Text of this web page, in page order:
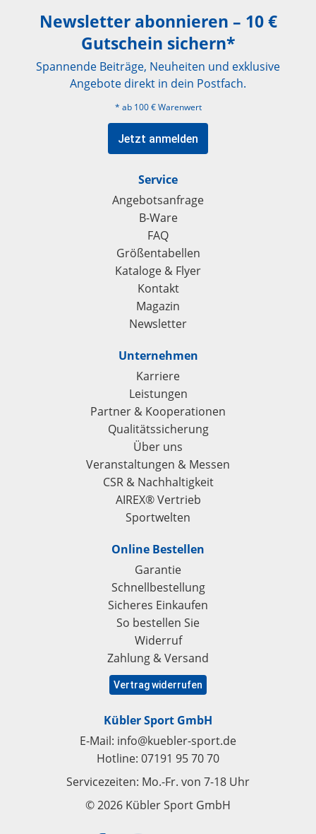
Newsletter abonnieren – 10 €
Gutschein sichern*
Spannende Beiträge, Neuheiten und exklusive
Angebote direkt in dein Postfach.
* ab 100 € Warenwert
Jetzt anmelden
Service
Angebotsanfrage
B-Ware
FAQ
Größentabellen
Kataloge & Flyer
Kontakt
Magazin
Newsletter
Unternehmen
Karriere
Leistungen
Partner & Kooperationen
Qualitätssicherung
Über uns
Veranstaltungen & Messen
CSR & Nachhaltigkeit
AIREX® Vertrieb
Sportwelten
Online Bestellen
Garantie
Schnellbestellung
Sicheres Einkaufen
So bestellen Sie
Widerruf
Zahlung & Versand
Vertrag widerrufen
Kübler Sport GmbH
E-Mail: info@kuebler-sport.de
Hotline: 07191 95 70 70
Servicezeiten: Mo.-Fr. von 7-18 Uhr
© 2026 Kübler Sport GmbH